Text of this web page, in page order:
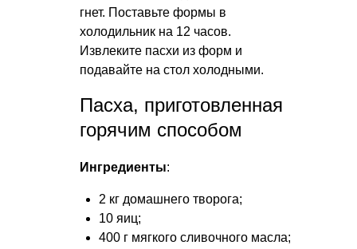
гнет. Поставьте формы в
холодильник на 12 часов.
Извлеките пасхи из форм и
подавайте на стол холодными.
Пасха, приготовленная
горячим способом
Ингредиенты:
2 кг домашнего творога;
10 яиц;
400 г мягкого сливочного масла;